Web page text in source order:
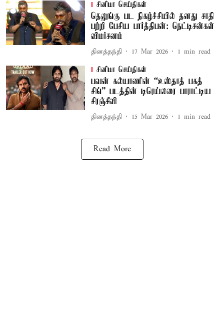
சினிமா செய்திகள்
தெலுங்கு பட நிகழ்ச்சியில் தனது சாதி
பற்றி பேசிய பார்த்திபன்: நெட்டிசன்கள்
விமர்சனம்
தினத்தந்தி 17 Mar 2026 1 min read
சினிமா செய்திகள்
பவன் கல்யாணின் “உஸ்தாத் பகத்
சிங்” படத்தின் டிரெய்லரை பாராட்டிய
சிரஞ்சீவி
தினத்தந்தி 15 Mar 2026 1 min read
Read More